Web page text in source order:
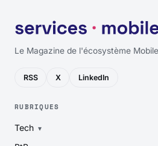
Le Magazine de l'écosystème Mobile
RSS X LinkedIn
RUBRIQUES
Tech